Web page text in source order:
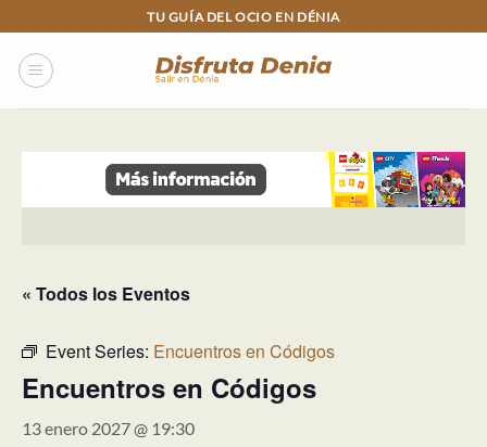
to
content
TU GUÍA DEL OCIO EN DÉNIA
« Todos los Eventos
Event Series: Encuentros en Códigos
Encuentros en Códigos
13 enero 2027 @ 19:30